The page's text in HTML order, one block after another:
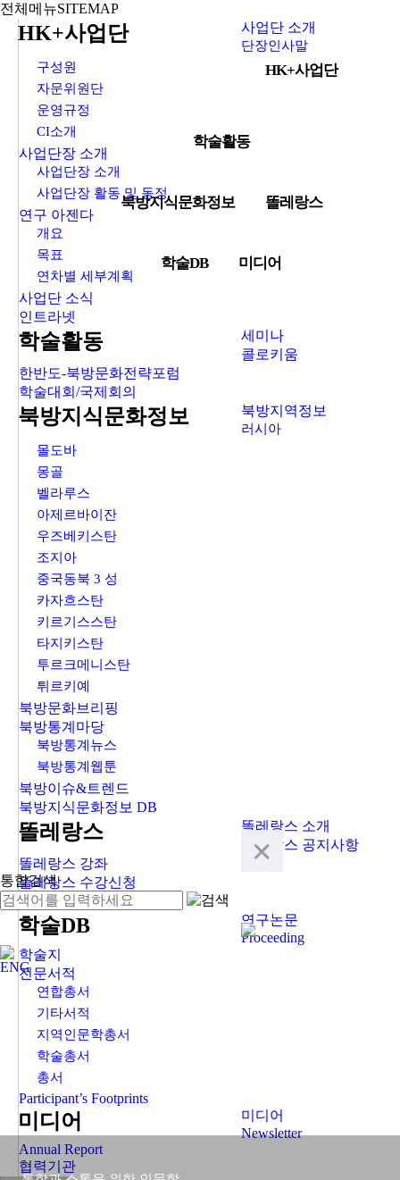
HK+사업단
학술활동
북방지식문화정보 똘레랑스
학술DB 미디어
전체메뉴SITEMAP
HK+사업단 사업단 소개
단장인사말
구성원
자문위원단
운영규정
CI소개
사업단장 소개
사업단장 소개
사업단장 활동 및 동정
연구 아젠다
개요
목표
연차별 세부계획
사업단 소식
인트라넷
학술활동
세미나
콜로키움
한반도-북방문화전략포럼
학술대회/국제회의
북방지식문화정보 북방지역정보
러시아
몰도바
몽골
벨라루스
아제르바이잔
우즈베키스탄
조지아
중국동북 3 성
카자흐스탄
키르기스스탄
타지키스탄
투르크메니스탄
튀르키예
북방문화브리핑
북방통계마당
북방통계뉴스
북방통계웹툰
북방이슈&트렌드
북방지식문화정보 DB
똘레랑스
똘레랑스 소개
똘레랑스 공지사항
똘레랑스 강좌
똘레랑스 수강신청
똘레랑스 협력기관
학술DB
연구논문
Proceeding
학술지
전문서적
연합총서
기타서적
지역인문학총서
학술총서
총서
Participant’s Footprints
미디어
미디어
Newsletter
Annual Report
협력기관
통합검색
검색어 입력
ENG